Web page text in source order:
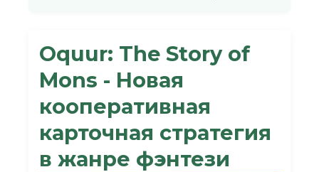
Oquur: The Story of
Mons - Новая
кооперативная
карточная стратегия
в жанре фэнтези